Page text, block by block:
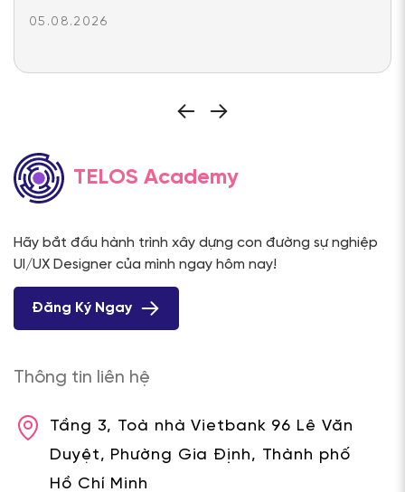
05.08.2026
TELOS Academy
Hãy bắt đầu hành trình xây dựng con đường sự nghiệp
UI/UX Designer của mình ngay hôm nay!
Đăng Ký Ngay
Thông tin liên hệ
Tầng 3, Toà nhà Vietbank 96 Lê Văn
Duyệt, Phường Gia Định, Thành phố
Hồ Chí Minh